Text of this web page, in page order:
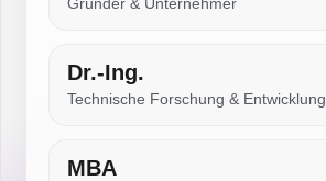
Dr.-Ing.
Technische Forschung & Entwicklung
MBA